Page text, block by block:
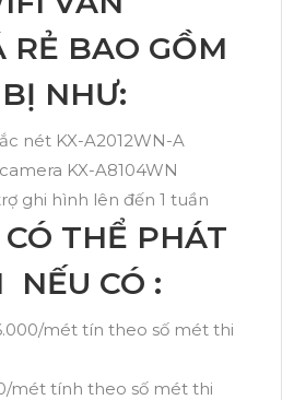
RẺ BAO GỒM
NHƯ:
nét KX-A2012WN-A
KX-A8104WN
ghi hình lên đến 1 tuần
THỂ PHÁT
NẾU CÓ :
mét tín theo số mét thi
mét tính theo số mét thi